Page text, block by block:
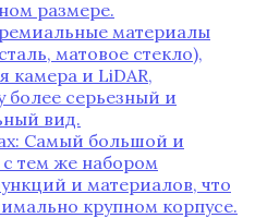
размере.
материалы
матовое стекло)‚
камера и LiDAR‚
серьезный и
вид.
Самый большой и
тем же набором
и материалов‚ что
крупном корпусе.